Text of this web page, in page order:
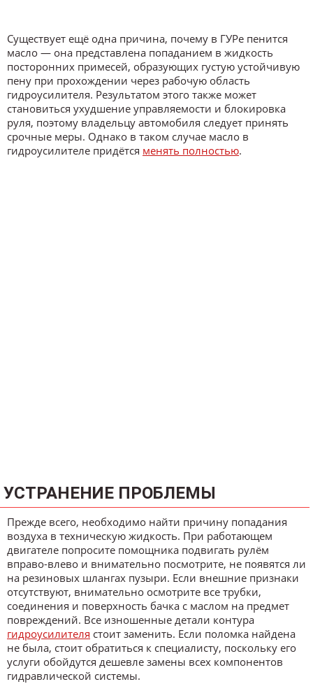
Существует ещё одна причина, почему в ГУРе пенится
масло — она представлена попаданием в жидкость
посторонних примесей, образующих густую устойчивую
пену при прохождении через рабочую область
гидроусилителя. Результатом этого также может
становиться ухудшение управляемости и блокировка
руля, поэтому владельцу автомобиля следует принять
срочные меры. Однако в таком случае масло в
гидроусилителе придётся менять полностью.
УСТРАНЕНИЕ ПРОБЛЕМЫ
Прежде всего, необходимо найти причину попадания
воздуха в техническую жидкость. При работающем
двигателе попросите помощника подвигать рулём
вправо-влево и внимательно посмотрите, не появятся ли
на резиновых шлангах пузыри. Если внешние признаки
отсутствуют, внимательно осмотрите все трубки,
соединения и поверхность бачка с маслом на предмет
повреждений. Все изношенные детали контура
гидроусилителя стоит заменить. Если поломка найдена
не была, стоит обратиться к специалисту, поскольку его
услуги обойдутся дешевле замены всех компонентов
гидравлической системы.